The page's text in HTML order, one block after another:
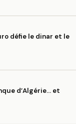
défie le dinar et le
d’Algérie… et